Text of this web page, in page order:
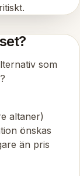
som
altaner)
önskas
än pris